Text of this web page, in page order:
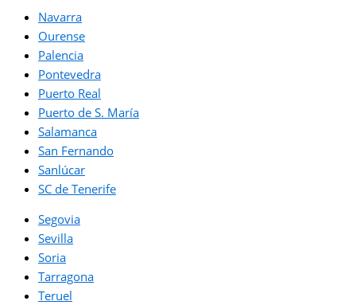
Navarra
Ourense
Palencia
Pontevedra
Puerto Real
Puerto de S. María
Salamanca
San Fernando
Sanlúcar
SC de Tenerife
Segovia
Sevilla
Soria
Tarragona
Teruel